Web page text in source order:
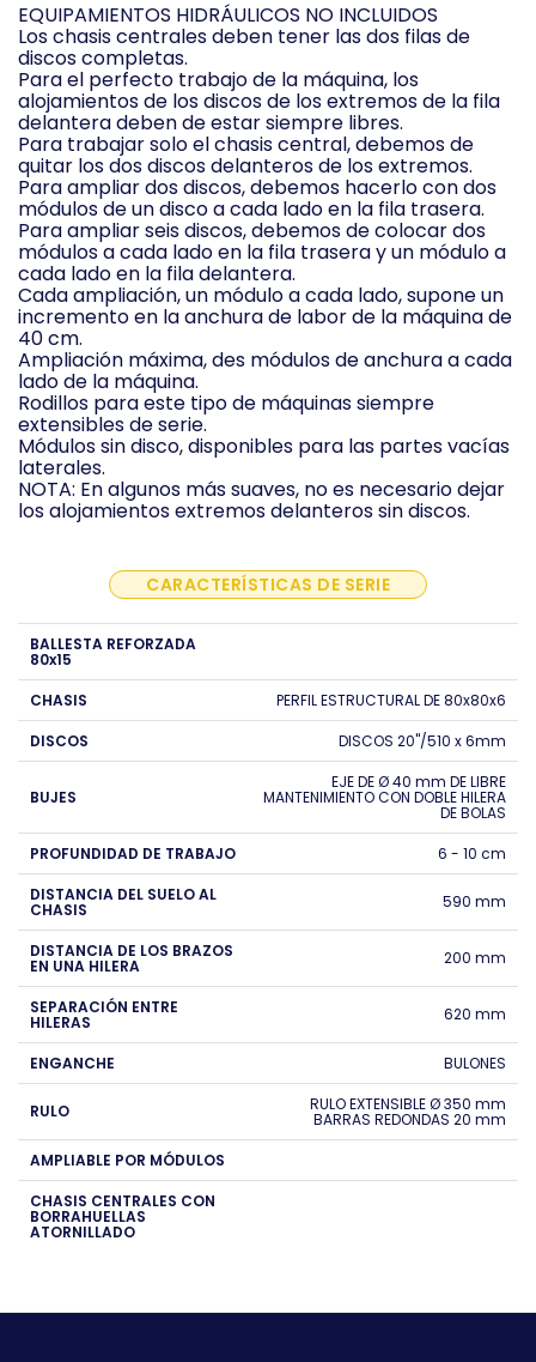
EQUIPAMIENTOS HIDRÁULICOS NO INCLUIDOS
Los chasis centrales deben tener las dos filas de
discos completas.
Para el perfecto trabajo de la máquina, los
alojamientos de los discos de los extremos de la fila
delantera deben de estar siempre libres.
Para trabajar solo el chasis central, debemos de
quitar los dos discos delanteros de los extremos.
Para ampliar dos discos, debemos hacerlo con dos
módulos de un disco a cada lado en la fila trasera.
Para ampliar seis discos, debemos de colocar dos
módulos a cada lado en la fila trasera y un módulo a
cada lado en la fila delantera.
Cada ampliación, un módulo a cada lado, supone un
incremento en la anchura de labor de la máquina de
40 cm.
Ampliación máxima, des módulos de anchura a cada
lado de la máquina.
Rodillos para este tipo de máquinas siempre
extensibles de serie.
Módulos sin disco, disponibles para las partes vacías
laterales.
NOTA: En algunos más suaves, no es necesario dejar
los alojamientos extremos delanteros sin discos.
CARACTERÍSTICAS DE SERIE
BALLESTA REFORZADA
80x15
CHASIS
PERFIL ESTRUCTURAL DE 80x80x6
DISCOS
DISCOS 20"/510 x 6mm
BUJES
EJE DE Ø 40 mm DE LIBRE
MANTENIMIENTO CON DOBLE HILERA
DE BOLAS
PROFUNDIDAD DE TRABAJO
6 - 10 cm
DISTANCIA DEL SUELO AL
CHASIS 590 mm
DISTANCIA DE LOS BRAZOS
EN UNA HILERA 200 mm
SEPARACIÓN ENTRE
HILERAS 620 mm
ENGANCHE BULONES
RULO RULO EXTENSIBLE Ø 350 mm
BARRAS REDONDAS 20 mm
AMPLIABLE POR MÓDULOS
CHASIS CENTRALES CON
BORRAHUELLAS
ATORNILLADO